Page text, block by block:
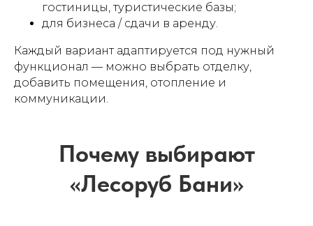
гостиницы, туристические базы;
для бизнеса / сдачи в аренду.
Каждый вариант адаптируется под нужный
функционал — можно выбрать отделку,
добавить помещения, отопление и
коммуникации.